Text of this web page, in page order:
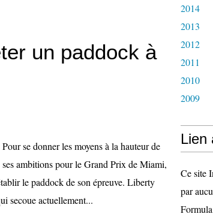
un paddock à
Pour se donner les moyens à la hauteur de
ses ambitions pour le Grand Prix de Miami,
le paddock de son épreuve. Liberty
secoue actuellement...
2014
2013
2012
2011
2010
2009
Lien
Ce site
par